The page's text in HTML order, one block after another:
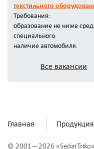
текстильного
Требования:
образование не ниже
специального.
наличие автомобиля.
Все вакансии
Главная Продукция
© 2001—2026 «SedatTriko»